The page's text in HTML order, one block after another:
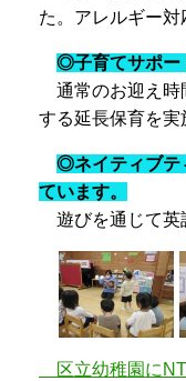
た。アレルギー対
◎子育てサポー
通常のお迎え時
する延長保育を実
◎ネイティブテ
ています。
遊びを通じて英
区立幼稚園に